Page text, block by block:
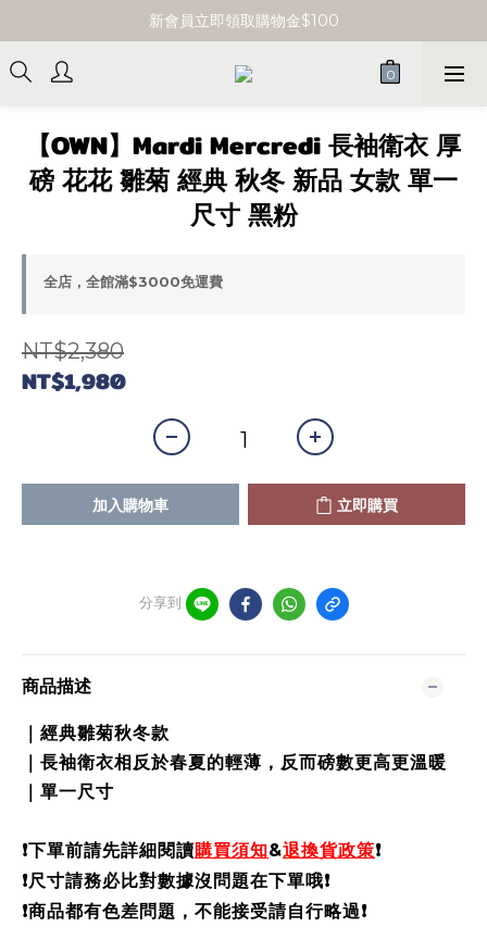
單筆消費滿 $3000 即享免運
新會員立即領取購物金$100
單筆消費滿 $3000 即享免運
【OWN】Mardi Mercredi 長袖衛衣 厚
磅 花花 雛菊 經典 秋冬 新品 女款 單一
尺寸 黑粉
全店，全館滿$3000免運費
NT$2,380
NT$1,980
加入購物車 立即購買
分享到
商品描述
｜經典雛菊秋冬款
｜長袖衛衣相反於春夏的輕薄，反而磅數更高更溫暖
｜單一尺寸
❗️下單前請先詳細閱讀購買須知&退換貨政策❗️
❗️尺寸請務必比對數據沒問題在下單哦❗️
❗️商品都有色差問題，不能接受請自行略過❗️